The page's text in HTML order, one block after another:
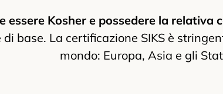
essere Kosher e possedere la relativa
base. La certificazione SIKS è
mondo: Europa, Asia e gli